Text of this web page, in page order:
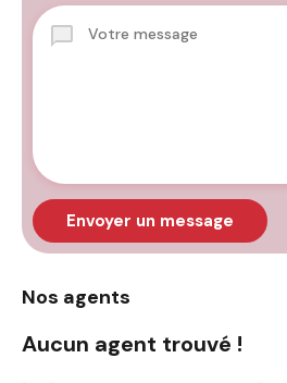
Envoyer un message
Nos agents
Aucun agent trouvé !